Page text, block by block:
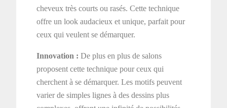
cheveux très courts ou rasés. Cette technique
offre un look audacieux et unique, parfait pour
ceux qui veulent se démarquer.
Innovation : De plus en plus de salons
proposent cette technique pour ceux qui
cherchent à se démarquer. Les motifs peuvent
varier de simples lignes à des dessins plus